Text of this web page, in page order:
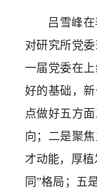
吕雪峰
对研究所党
一届党委在
好的基础，
点做好五方
向；二是聚
才动能，厚植
同”格局；五